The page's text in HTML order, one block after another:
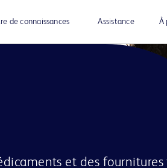
de connaissances Assistance À
et des